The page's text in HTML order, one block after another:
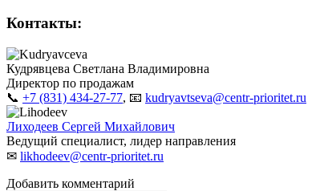
Контакты:
Кудрявцева Светлана Владимировна
Директор по продажам
📞 +7 (831) 434-27-77, 📧 kudryavtseva@centr-prioritet.ru
Лиходеев Сергей Михайлович
Ведущий специалист, лидер направления
✉︎ likhodeev@centr-prioritet.ru
Добавить комментарий